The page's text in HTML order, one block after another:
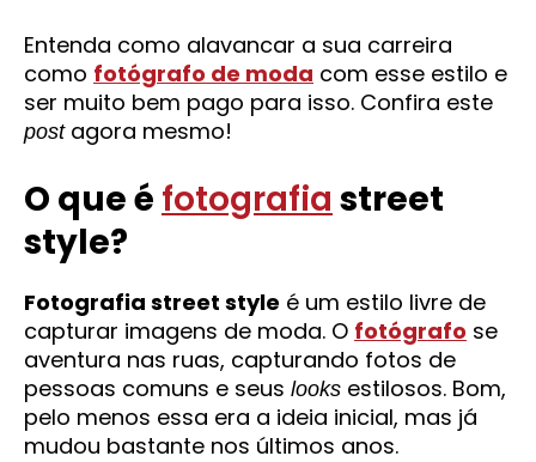
Entenda como alavancar a sua carreira
como fotógrafo de moda com esse estilo e
ser muito bem pago para isso. Confira este
postagora mesmo!
O que é fotografia street
style?
Fotografia street style é um estilo livre de
capturar imagens de moda. O fotógrafo se
aventura nas ruas, capturando fotos de
pessoas comuns e seus looks estilosos. Bom,
pelo menos essa era a ideia inicial, mas já
mudou bastante nos últimos anos.